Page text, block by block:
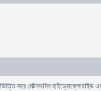
ভিত্তি করে মেটফরমিন